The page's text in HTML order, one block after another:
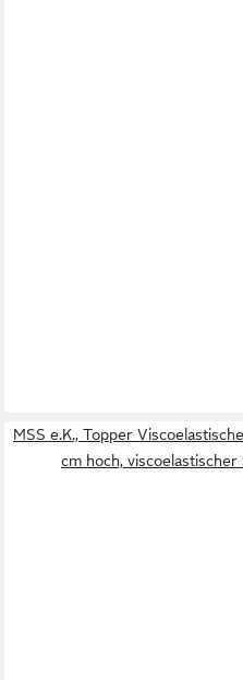
MSS e.K., Topper
cm hoch, viscoelastischer